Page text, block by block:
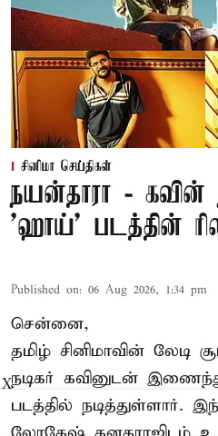
சினிமா செய்திகள்
நயன்தாரா - கவின்
'ஹாய்' படத்தின்
Published on: 06 Aug 2026, 1:34 pm
சென்னை,
தமிழ் சினிமாவின் லேடி
நடிகர் கவினுடன்
படத்தில் நடித்துள்ளார்.
X